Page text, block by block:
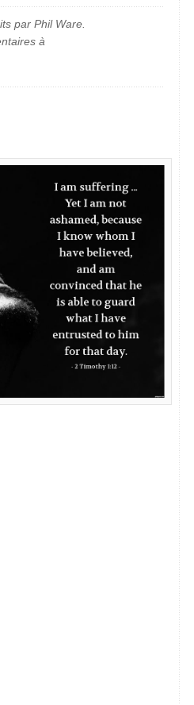
par Phil Ware.
à